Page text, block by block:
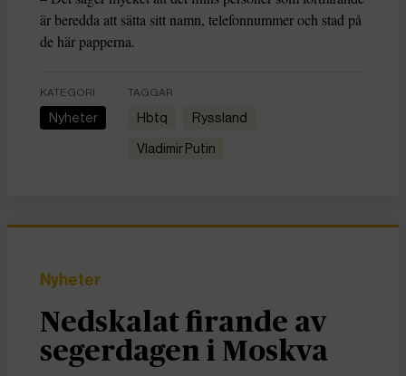
är beredda att sätta sitt namn, telefonnummer och stad på
de här papperna.
KATEGORI
Nyheter
TAGGAR
hbtq Ryssland
Vladimir Putin
Nyheter
Nedskalat firande av
segerdagen i Moskva